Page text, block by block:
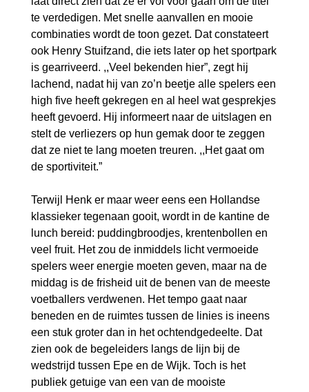
te verdedigen. Met snelle aanvallen en mooie
combinaties wordt de toon gezet. Dat constateert
ook Henry Stuifzand, die iets later op het sportpark
is gearriveerd. ,,Veel bekenden hier”, zegt hij
lachend, nadat hij van zo’n beetje alle spelers een
high five heeft gekregen en al heel wat gesprekjes
heeft gevoerd. Hij informeert naar de uitslagen en
stelt de verliezers op hun gemak door te zeggen
dat ze niet te lang moeten treuren. ,,Het gaat om
de sportiviteit.”
Terwijl Henk er maar weer eens een Hollandse
klassieker tegenaan gooit, wordt in de kantine de
lunch bereid: puddingbroodjes, krentenbollen en
veel fruit. Het zou de inmiddels licht vermoeide
spelers weer energie moeten geven, maar na de
middag is de frisheid uit de benen van de meeste
voetballers verdwenen. Het tempo gaat naar
beneden en de ruimtes tussen de linies is ineens
een stuk groter dan in het ochtendgedeelte. Dat
zien ook de begeleiders langs de lijn bij de
wedstrijd tussen Epe en de Wijk. Toch is het
publiek getuige van een van de mooiste